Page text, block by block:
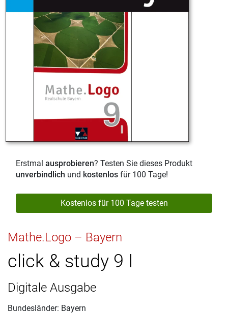
Erstmal ausprobieren? Testen Sie dieses Produkt
unverbindlich und kostenlos für 100 Tage!
Kostenlos für 100 Tage testen
Mathe.Logo – Bayern
click & study 9 I
Digitale Ausgabe
Bundesländer: Bayern